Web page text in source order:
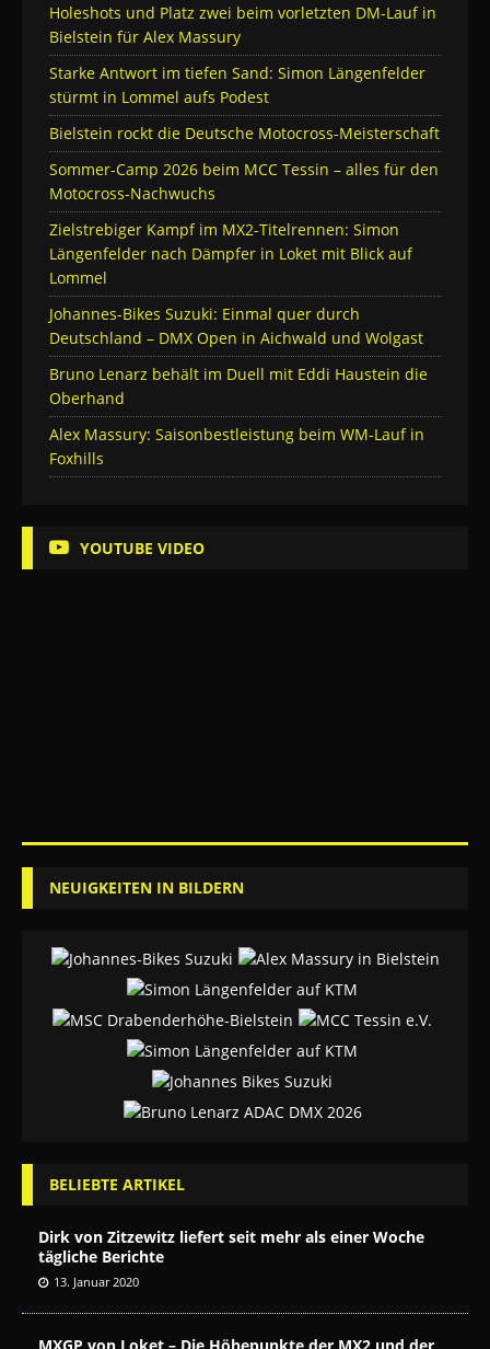
Holeshots und Platz zwei beim vorletzten DM-Lauf in
Bielstein für Alex Massury
Starke Antwort im tiefen Sand: Simon Längenfelder
stürmt in Lommel aufs Podest
Bielstein rockt die Deutsche Motocross-Meisterschaft
Sommer-Camp 2026 beim MCC Tessin – alles für den
Motocross-Nachwuchs
Zielstrebiger Kampf im MX2-Titelrennen: Simon
Längenfelder nach Dämpfer in Loket mit Blick auf
Lommel
Johannes-Bikes Suzuki: Einmal quer durch
Deutschland – DMX Open in Aichwald und Wolgast
Bruno Lenarz behält im Duell mit Eddi Haustein die
Oberhand
Alex Massury: Saisonbestleistung beim WM-Lauf in
Foxhills
YOUTUBE VIDEO
NEUIGKEITEN IN BILDERN
BELIEBTE ARTIKEL
Dirk von Zitzewitz liefert seit mehr als einer Woche
tägliche Berichte
13. Januar 2020